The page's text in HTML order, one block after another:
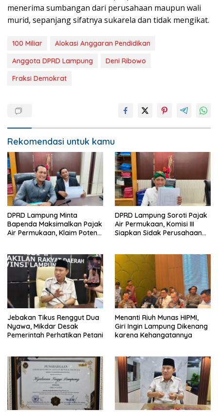
menerima sumbangan dari perusahaan maupun wali
murid, sepanjang sifatnya sukarela dan tidak mengikat.
100 Miliar
Alokasi Anggaran Pendidikan
Anggota DPRD Lampung
Deni Ribowo
Fraksi Demokrat
Rekomendasi untuk kamu
DPRD Lampung Minta
Bapenda Maksimalkan Pajak
Air Permukaan, Klaim Potensi
DPRD Lampung Soroti Pajak
Air Permukaan, Komisi III
Siapkan Sidak Perusahaan
Jebakan Tikus Renggut Dua
Nyawa, Mikdar Desak
Pemerintah Perhatikan Petani
Menanti Riuh Munas HIPMI,
Giri Ingin Lampung Dikenang
karena Kehangatannya